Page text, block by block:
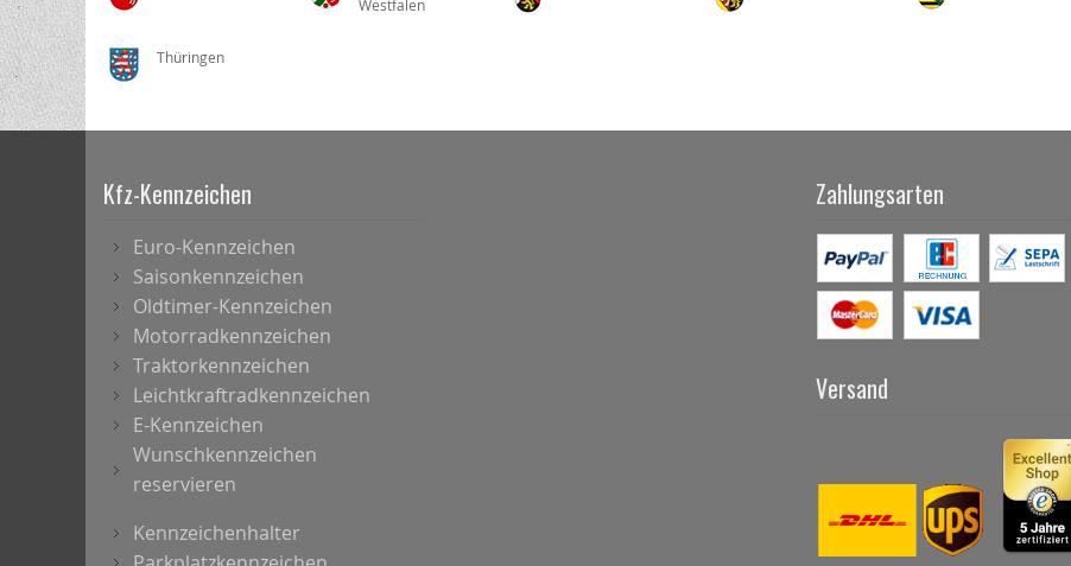
Westfalen
Thüringen
Kfz-Kennzeichen
Euro-Kennzeichen
Saisonkennzeichen
Oldtimer-Kennzeichen
Motorradkennzeichen
Traktorkennzeichen
Leichtkraftradkennzeichen
E-Kennzeichen
Wunschkennzeichen
reservieren
Kennzeichenhalter
Zahlungsarten
Versand